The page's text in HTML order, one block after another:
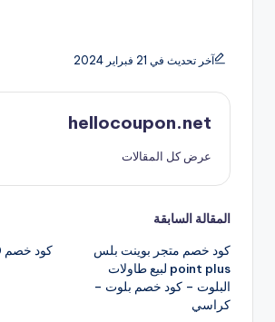
آخر تحديث في 21 فبراير 2024
hellocoupon.net
عرض كل المقالات
تصفّح
المقالات
المقالة السابقة
كود خصم متجر بوينت بلس
point plus لبيع طاولات
البلوت – كود خصم بلوت –
كراسي